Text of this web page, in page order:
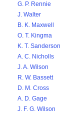
G. P. Rennie
J. Walter
B. K. Maxwell
O. T. Kingma
K. T. Sanderson
A. C. Nicholls
J. A. Wilson
R. W. Bassett
D. M. Cross
A. D. Gage
J. F. G. Wilson